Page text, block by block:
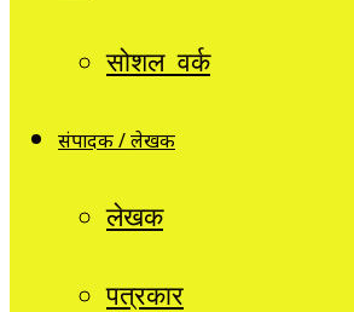
सोशल वर्क
संपादक / लेखक
लेखक
पत्रकार